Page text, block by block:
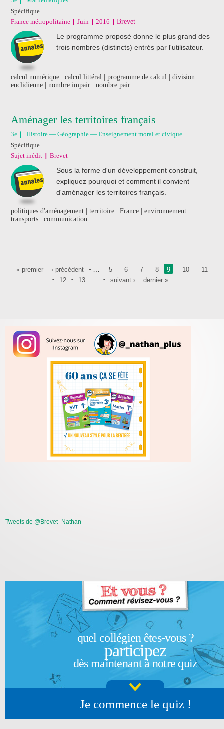
Spécifique
France métropolitaine
Juin 2016 Brevet
Le programme proposé donne le plus grand des
trois nombres (distincts) entrés par l'utilisateur.
calcul numérique | calcul littéral | programme de calcul | division
euclidienne | nombre impair | nombre pair
Aménager les territoires français
3e
Histoire — Géographie — Enseignement moral et civique
Spécifique
Sujet inédit
Brevet
Sous la forme d'un développement construit,
expliquez pourquoi et comment il convient
d'aménager les territoires français.
politiques d'aménagement | territoire | France | environnement |
transports | communication
Pages
« premier ‹ précédent 5 6 7 8 9 10
11
12
13 suivant › dernier »
Tweets de @Brevet_Nathan
quel collégien êtes-vous ?
participez
dès maintenant à notre quiz
Je commence le quiz !